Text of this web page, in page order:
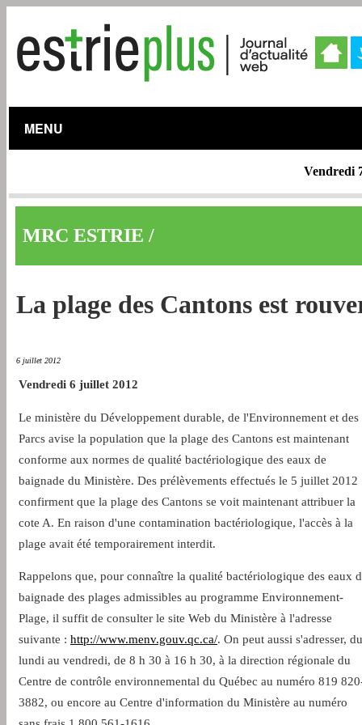
MENU
Vendredi
MRC ESTRIE /
La plage des Cantons est
6 juillet 2012
Vendredi 6 juillet 2012
Le ministère du Développement durable, de l'Environnement et des
Parcs avise la population que la plage des Cantons est maintenant
conforme aux normes de qualité bactériologique des eaux de
baignade du Ministère. Des prélèvements effectués le 5 juillet 2012
confirment que la plage des Cantons se voit maintenant attribuer la
cote A. En raison d'une contamination bactériologique, l'accès à la
plage avait été temporairement interdit.
Rappelons que, pour connaître la qualité bactériologique des eaux
baignade des plages admissibles au programme Environnement-
Plage, il suffit de consulter le site Web du Ministère à l'adresse
suivante : http://www.menv.gouv.qc.ca/. On peut aussi s'adresser, du
lundi au vendredi, de 8 h 30 à 16 h 30, à la direction régionale du
Centre de contrôle environnemental du Québec au numéro 819
3882, ou encore au Centre d'information du Ministère au numéro